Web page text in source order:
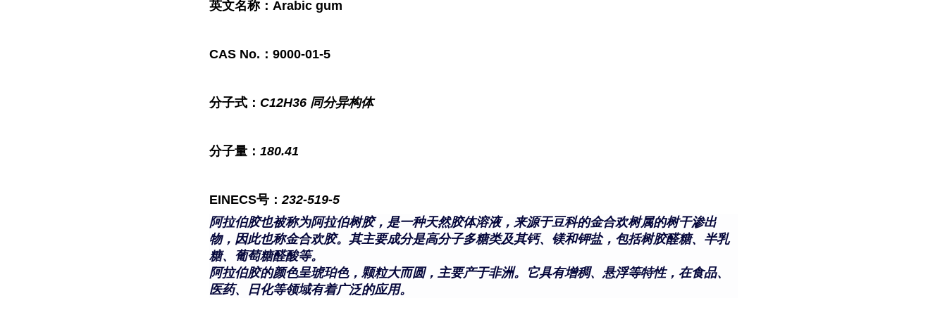
英文名称： Arabic gum
CAS No.： 9000-01-5
分子式： C12H36 同分异构体
分子量： 180.41
EINECS号：232-519-5
阿拉伯胶也被称为阿拉伯树胶，是一种天然胶体溶液，来源于豆科的金合欢树属的树干渗出
物，因此也称金合欢胶。其主要成分是高分子多糖类及其钙、镁和钾盐，包括树胶醛糖、半乳
糖、葡萄糖醛酸等。
阿拉伯胶的颜色呈琥珀色，颗粒大而圆，主要产于非洲。它具有增稠、悬浮等特性，在食品、
医药、日化等领域有着广泛的应用。